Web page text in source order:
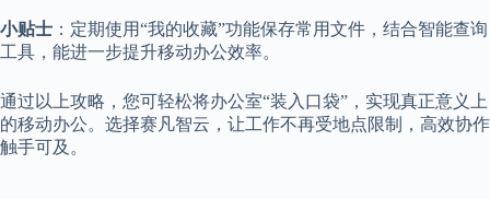
小贴士 ：定期使用“我的收藏”功能保存常用文件，结合智能查询
工具，能进一步提升移动办公效率。
通过以上攻略，您可轻松将办公室“装入口袋”，实现真正意义上
的移动办公。选择赛凡智云，让工作不再受地点限制，高效协作
触手可及。